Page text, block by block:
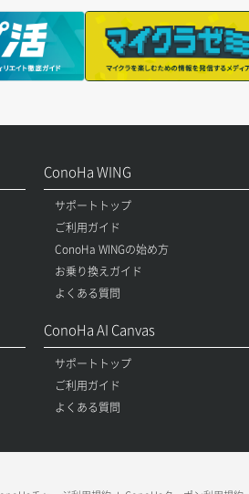
ConoHa WING
サポートトップ
ご利用ガイド
ConoHa WINGの始め方
お乗り換えガイド
よくある質問
ConoHa AI Canvas
サポートトップ
ご利用ガイド
よくある質問